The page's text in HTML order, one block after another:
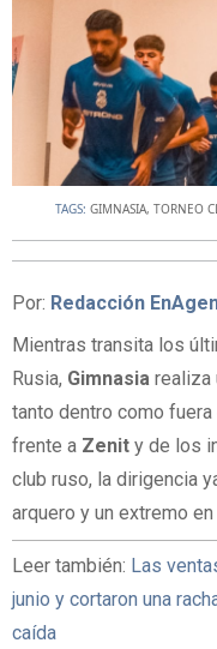
TAGS: GIMNASIA, TORNEO
Por: Redacción
Mientras transita los
Rusia, Gimnasia realiza
tanto dentro como
frente a Zenit y de los
club ruso, la dirigencia
arquero y un extremo
Leer también: Las
junio y cortaron una
caída